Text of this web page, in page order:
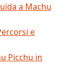
a Machu
e
Picchu in